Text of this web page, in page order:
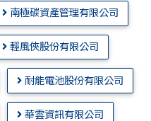
南極碳資產管理有限公司
輕風俠股份有限公司
耐能電池股份有限公司
華雲資訊有限公司